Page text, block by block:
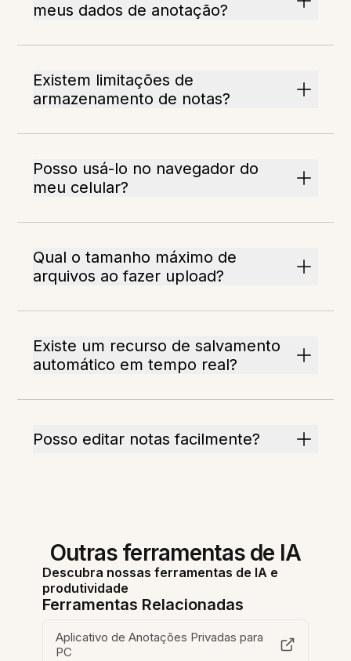
meus dados de anotação?
Existem limitações de
armazenamento de notas?
Posso usá-lo no navegador do
meu celular?
Qual o tamanho máximo de
arquivos ao fazer upload?
Existe um recurso de salvamento
automático em tempo real?
Posso editar notas facilmente?
Outras ferramentas de IA
Descubra nossas ferramentas de IA e
produtividade
Ferramentas Relacionadas
Aplicativo de Anotações Privadas para
PC